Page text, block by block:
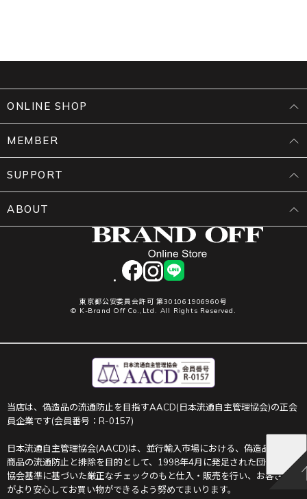
facebookinstagram
LINE
東京都公安委員会許可 第301061906960号
© K-Brand Off Co.,Ltd. All Rights Reserved.
ONLINE SHOP
MEMBER
SUPPORT
ABOUT
当店は、偽造品の流通防止を目指すAACD(日本流通自主管理協会)の正会
員企業です(会員番号：R-0157)
日本流通自主管理協会(AACD)は、並行輸入市場における、偽造品や不正
商品の流通防止と排除を目的として、1998年4月に発足された団体です。
協会基準に基づいた厳正なチェックのもと仕入・販売を行い、お客さま
がより安心してお買い物ができるよう努めてまいります。